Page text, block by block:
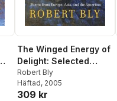
The Winged Energy of
Delight: Selected
Translations
Robert Bly
Häftad, 2005
309 kr